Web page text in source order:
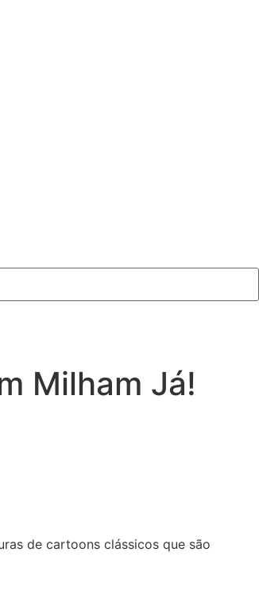
Milham Já!
de cartoons clássicos que são